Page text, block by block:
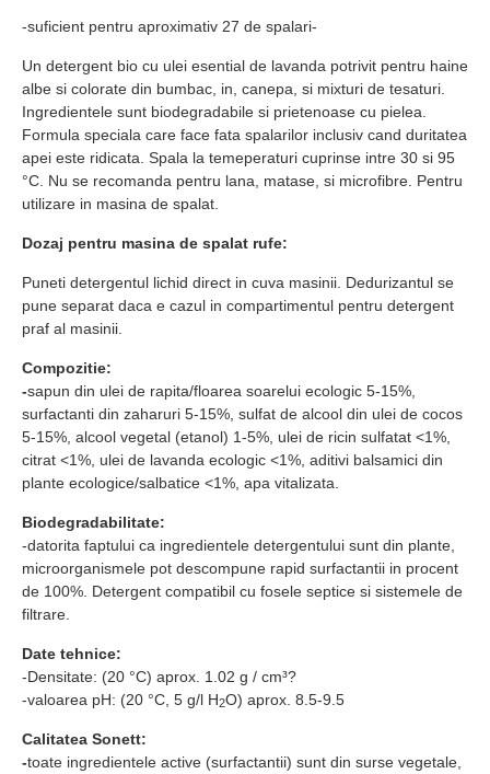
-suficient pentru aproximativ 27 de spalari-
Un detergent bio cu ulei esential de lavanda potrivit pentru haine
albe si colorate din bumbac, in, canepa, si mixturi de tesaturi.
Ingredientele sunt biodegradabile si prietenoase cu pielea.
Formula speciala care face fata spalarilor inclusiv cand duritatea
apei este ridicata. Spala la temeperaturi cuprinse intre 30 si 95
°C. Nu se recomanda pentru lana, matase, si microfibre. Pentru
utilizare in masina de spalat.
Dozaj pentru masina de spalat rufe:
Puneti detergentul lichid direct in cuva masinii. Dedurizantul se
pune separat daca e cazul in compartimentul pentru detergent
praf al masinii.
Compozitie:
-sapun din ulei de rapita/floarea soarelui ecologic 5-15%,
surfactanti din zaharuri 5-15%, sulfat de alcool din ulei de cocos
5-15%, alcool vegetal (etanol) 1-5%, ulei de ricin sulfatat <1%,
citrat <1%, ulei de lavanda ecologic <1%, aditivi balsamici din
plante ecologice/salbatice <1%, apa vitalizata.
Biodegradabilitate:
-datorita faptului ca ingredientele detergentului sunt din plante,
microorganismele pot descompune rapid surfactantii in procent
de 100%. Detergent compatibil cu fosele septice si sistemele de
filtrare.
Date tehnice:
-Densitate: (20 °C) aprox. 1.02 g / cm³?
-valoarea pH: (20 °C, 5 g/l H2O) aprox. 8.5-9.5
Calitatea Sonett:
-toate ingredientele active (surfactantii) sunt din surse vegetale,